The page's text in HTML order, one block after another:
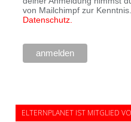
von Mailchimpf zur Kenntnis.
Datenschutz.
ELTERNPLANET IST MITGLIED